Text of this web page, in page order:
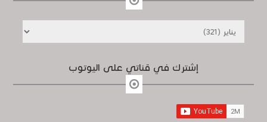
إشترك في قناتي على اليوتوب